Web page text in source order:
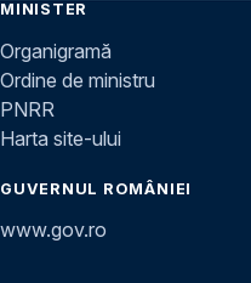
MINISTER
Organigramă
Ordine de ministru
PNRR
Harta site-ului
GUVERNUL ROMÂNIEI
www.gov.ro